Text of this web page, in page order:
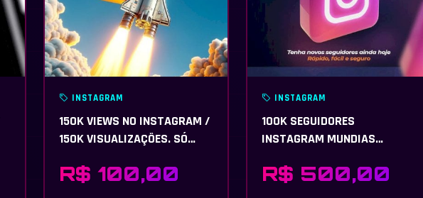
INSTAGRAM
150K VIEWS NO INSTAGRAM /
150K VISUALIZAÇÕES. SÓ
PERFIL
R$ 100,00
INSTAGRAM
100K SEGUIDORES
INSTAGRAM MUNDIAS
MINUTOS PERMANENTES
R$ 500,00